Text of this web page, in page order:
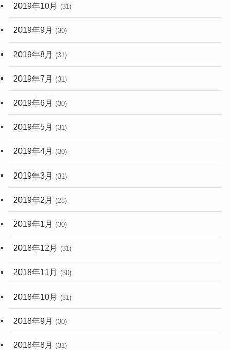
2019年10月 (31)
2019年9月 (30)
2019年8月 (31)
2019年7月 (31)
2019年6月 (30)
2019年5月 (31)
2019年4月 (30)
2019年3月 (31)
2019年2月 (28)
2019年1月 (30)
2018年12月 (31)
2018年11月 (30)
2018年10月 (31)
2018年9月 (30)
2018年8月 (31)